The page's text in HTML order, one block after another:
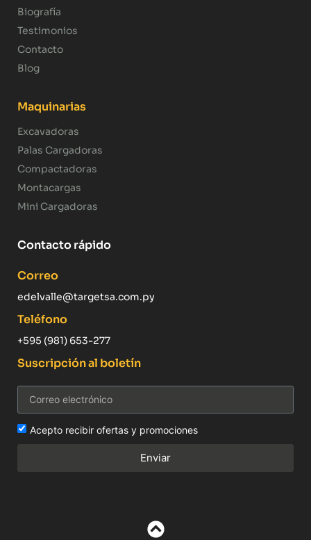
Biografía
Testimonios
Contacto
Blog
Maquinarias
Excavadoras
Palas Cargadoras
Compactadoras
Montacargas
Mini Cargadoras
Contacto rápido
Correo
edelvalle@targetsa.com.py
Teléfono
+595 (981) 653-277
Suscripción al boletín
Acepto recibir ofertas y promociones
Enviar